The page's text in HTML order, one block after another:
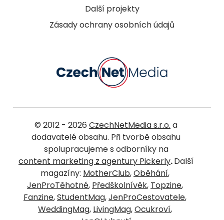
Další projekty
Zásady ochrany osobních údajů
© 2012 - 2026 CzechNetMedia s.r.o. a
dodavatelé obsahu. Při tvorbě obsahu
spolupracujeme s odborníky na
content marketing z agentury Pickerly.Další
magazíny: MotherClub,Oběhání,
JenProTěhotné, Předškolnívěk, Topzine,
Fanzine,StudentMag,JenProCestovatele,
WeddingMag, LivingMag,Ocukroví,